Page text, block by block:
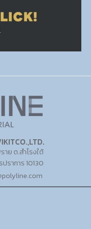
าย ต.สำโรงใต้
ราการ 10130